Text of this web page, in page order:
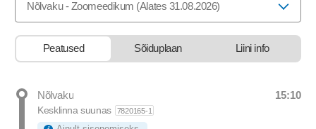
Nõlvaku - Zoomeedikum (Alates 31.08.2026)
Peatused Sõiduplaan Liini info
Nõlvaku Departure
15:10
Kesklinna suunas 7820165-1